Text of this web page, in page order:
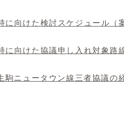
に向けた検討スケジュール（
に向けた協議申し入れ対象
ニュータウン線三者協議の